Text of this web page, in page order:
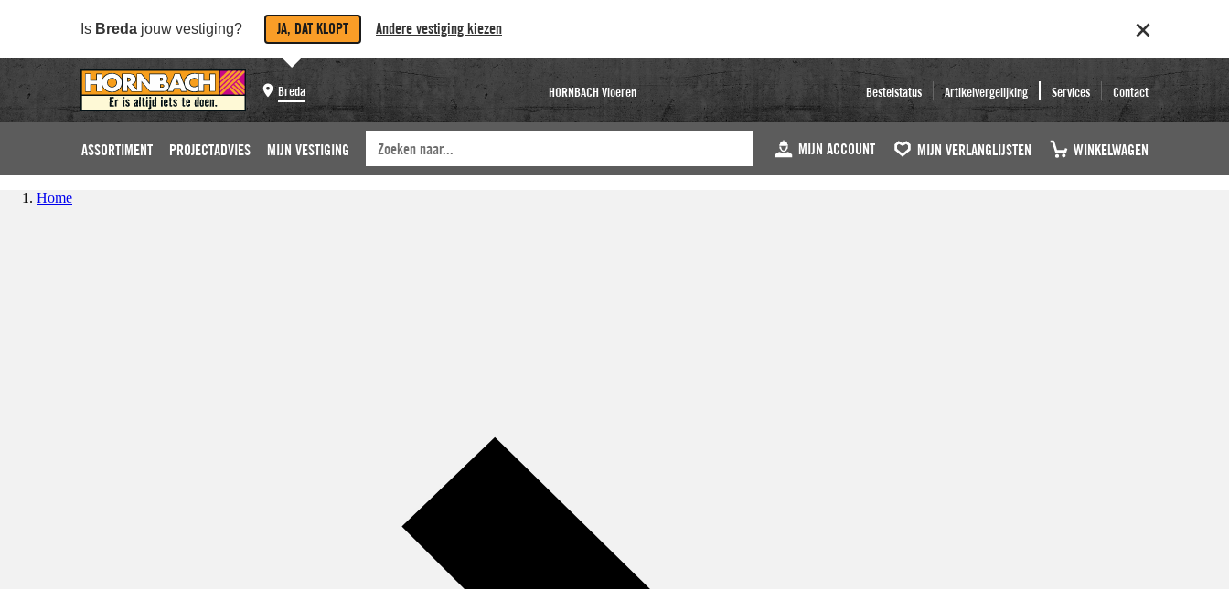
Is Breda jouw vestiging? JA, DAT KLOPT Andere vestiging kiezen
Breda HORNBACH Vloeren Bestelstatus Artikelvergelijking Services Contact
ASSORTIMENT PROJECTADVIES MIJN VESTIGING MIJN ACCOUNT MIJN VERLANGLIJSTEN WINKELWAGEN
Home